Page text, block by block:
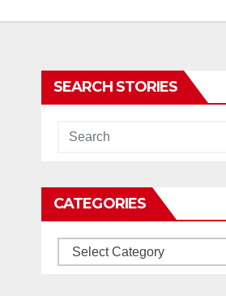
SEARCH STORIES
CATEGORIES
Categories